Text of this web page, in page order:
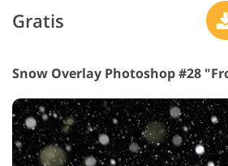
Gratis
Snow Overlay Photoshop #28